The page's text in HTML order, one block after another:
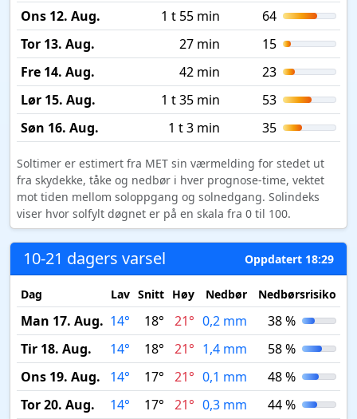
Ons 12. Aug.
1 t 55 min
64
Tor 13. Aug.
27 min
15
Fre 14. Aug.
42 min
23
Lør 15. Aug.
1 t 35 min
53
Søn 16. Aug.
1 t 3 min 35
Soltimer er estimert fra MET sin værmelding for stedet ut
fra skydekke, tåke og nedbør i hver prognose-time, vektet
mot tiden mellom soloppgang og solnedgang. Solindeks
viser hvor solfylt døgnet er på en skala fra 0 til 100.
10-21 dagers varsel Oppdatert 18:29
Dag Lav Snitt Høy Nedbør Nedbørsrisiko
Man 17. Aug. 14° 18° 21° 0,2 mm
38 %
Tir 18. Aug.
14° 18° 21° 1,4 mm
58 %
Ons 19. Aug.
14° 17° 21° 0,1 mm
48 %
Tor 20. Aug.
14° 17° 21° 0,3 mm 44 %